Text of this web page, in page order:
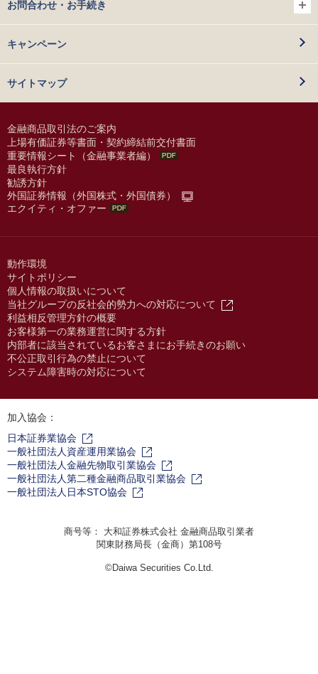
お問合わせ・お手続き
キャンペーン
サイトマップ
金融商品取引法のご案内
上場有価証券等書面・契約締結前交付書面
重要情報シート（金融事業者編）
最良執行方針
勧誘方針
外国証券情報（外国株式・外国債券）
エクイティ・オファー
動作環境
サイトポリシー
個人情報の取扱いについて
当社グループの反社会的勢力への対応について
利益相反管理方針の概要
お客様第一の業務運営に関する方針
内部者に該当されているお客さまにお手続きのお願い
不公正取引行為の禁止について
システム障害時の対応について
加入協会：
日本証券業協会
一般社団法人資産運用業協会
一般社団法人金融先物取引業協会
一般社団法人第二種金融商品取引業協会
一般社団法人日本STO協会
商号等： 大和証券株式会社 金融商品取引業者
関東財務局長（金商）第108号
©Daiwa Securities Co.Ltd.